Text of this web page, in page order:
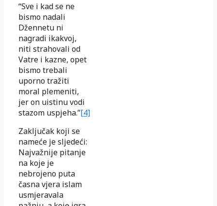
“Sve i kad se ne
bismo nadali
Džennetu ni
nagradi ikakvoj,
niti strahovali od
Vatre i kazne, opet
bismo trebali
uporno tražiti
moral plemeniti,
jer on uistinu vodi
stazom uspjeha.”[4]
Zaključak koji se
nameće je sljedeći:
Najvažnije pitanje
na koje je
nebrojeno puta
časna vjera islam
usmjeravala